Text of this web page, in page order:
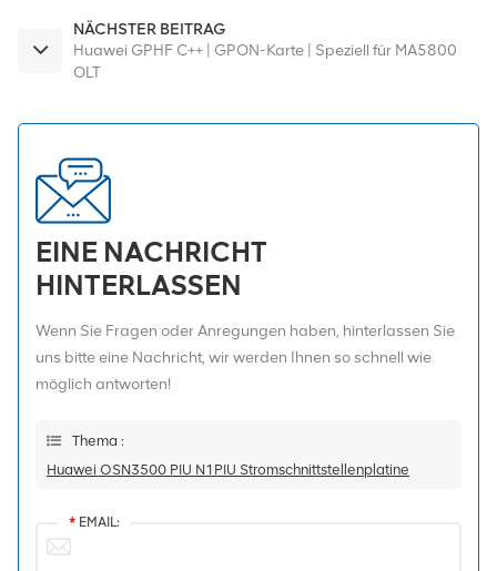
NÄCHSTER BEITRAG
Huawei GPHF C++ | GPON-Karte | Speziell für MA5800
OLT
EINE NACHRICHT
HINTERLASSEN
Wenn Sie Fragen oder Anregungen haben, hinterlassen Sie
uns bitte eine Nachricht, wir werden Ihnen so schnell wie
möglich antworten!
Thema :
Huawei OSN3500 PIU N1PIU Stromschnittstellenplatine
* EMAIL: